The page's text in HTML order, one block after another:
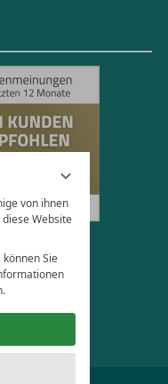
von ihnen
Website
Sie